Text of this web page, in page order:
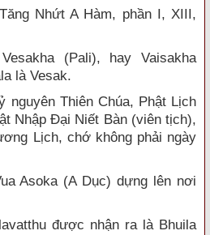
Nhứt A Hàm, phần I, XIII,
(Pali), hay Vaisakha
là Vesak.
nguyên Thiên Chúa, Phật Lịch
Nhập Đại Niết Bàn (viên tịch),
Lịch, chớ không phải ngày
Asoka (A Dục) dựng lên nơi
được nhận ra là Bhuila